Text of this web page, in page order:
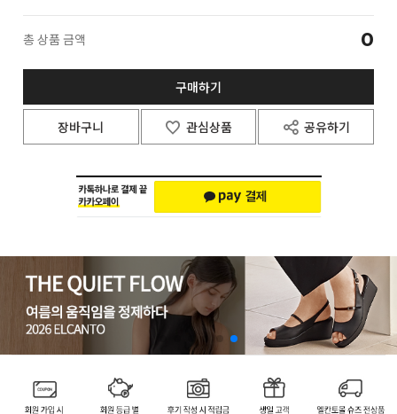
총 상품 금액 0
구매하기
장바구니 관심상품 공유하기